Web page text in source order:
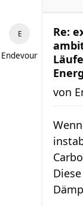
Endevour
Re:
von